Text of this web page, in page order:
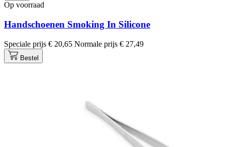
Op voorraad
Handschoenen Smoking In Silicone
Speciale prijs € 20,65 Normale prijs € 27,49
Bestel